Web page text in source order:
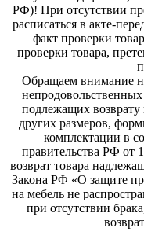
РФ)! При отсутствии
расписаться в акте-
факт проверки
проверки товара,
Обращаем внимание
подлежащих
других размеров,
комплектации в
правительства РФ от
возврат товара
Закона РФ «О защите
на мебель не
при отсутствии